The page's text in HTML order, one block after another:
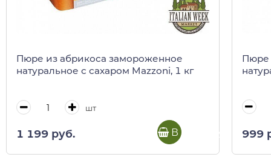
Пюре из абрикоса замороженное
натуральное с сахаром Mazzoni, 1 кг
шт
1 199 руб. В корзину
Пюре
999